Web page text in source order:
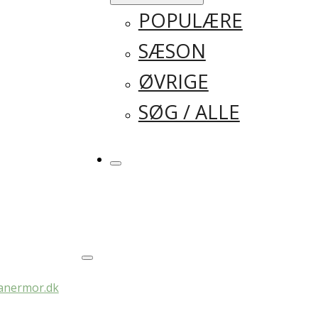
POPULÆRE
SÆSON
ØVRIGE
SØG / ALLE